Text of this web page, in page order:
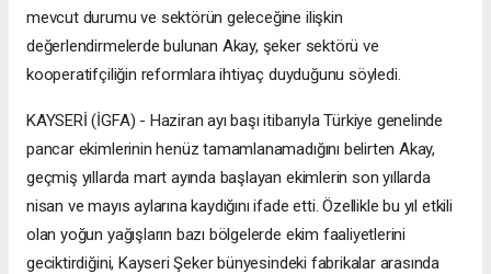
mevcut durumu ve sektörün geleceğine ilişkin
değerlendirmelerde bulunan Akay, şeker sektörü ve
kooperatifçiliğin reformlara ihtiyaç duyduğunu söyledi.
KAYSERİ (İGFA) - Haziran ayı başı itibarıyla Türkiye genelinde
pancar ekimlerinin henüz tamamlanamadığını belirten Akay,
geçmiş yıllarda mart ayında başlayan ekimlerin son yıllarda
nisan ve mayıs aylarına kaydığını ifade etti. Özellikle bu yıl etkili
olan yoğun yağışların bazı bölgelerde ekim faaliyetlerini
geciktirdiğini, Kayseri Şeker bünyesindeki fabrikalar arasında